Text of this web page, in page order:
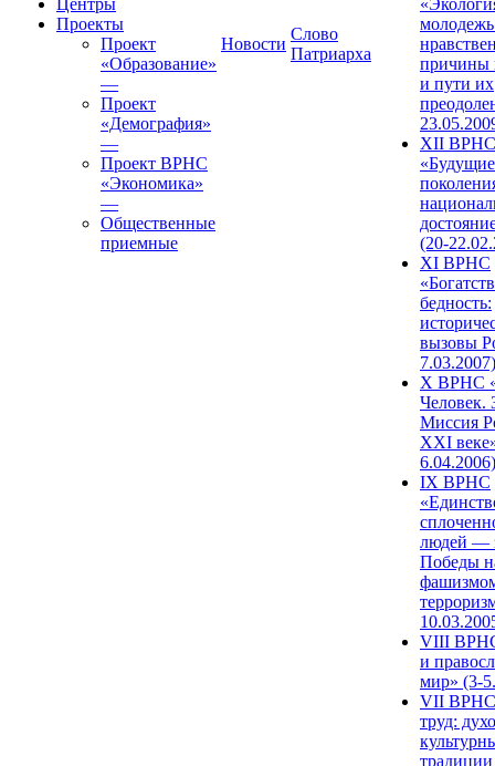
Центры
Проекты
Проект
«Образование»
—
Проект
«Демография»
—
Проект ВРНС
«Экономика»
—
Общественные
приемные
Новости
Слово
Патриарха
причины
и пути их
XII ВРНС
«Будущие
(20-
XI ВРНС
бедность:
вызовы
7.03.2007)
X ВРНС
Человек.
Миссия
XXI
6.04.2006)
IX ВРНС
людей —
Победы
VIII
и
мир» (3-
VII ВРНС
труд: